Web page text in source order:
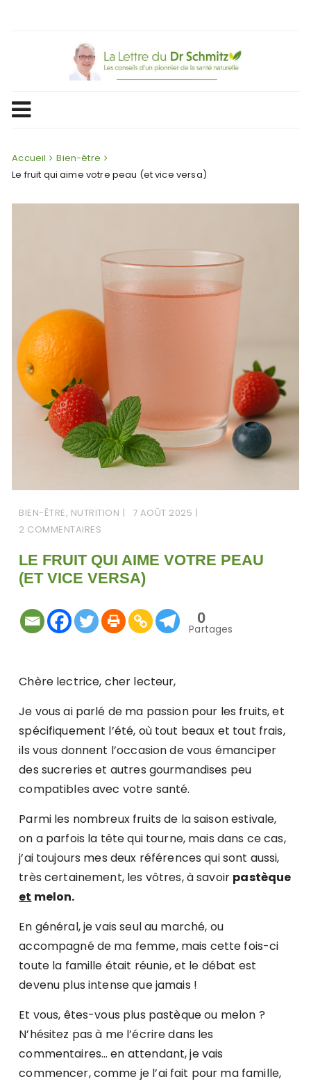
Accueil
Bien-être
Le fruit qui aime votre peau (et vice versa)
BIEN-ÊTRE, NUTRITION
7 AOÛT 2025
2 COMMENTAIRES
LE FRUIT QUI AIME VOTRE PEAU
(ET VICE VERSA)
0
Partages
Chère lectrice, cher lecteur,
Je vous ai parlé de ma passion pour les fruits, et
spécifiquement l’été, où tout beaux et tout frais,
ils vous donnent l’occasion de vous émanciper
des sucreries et autres gourmandises peu
compatibles avec votre santé.
Parmi les nombreux fruits de la saison estivale,
on a parfois la tête qui tourne, mais dans ce cas,
j’ai toujours mes deux références qui sont aussi,
très certainement, les vôtres, à savoir pastèque
et melon.
En général, je vais seul au marché, ou
accompagné de ma femme, mais cette fois-ci
toute la famille était réunie, et le débat est
devenu plus intense que jamais !
Et vous, êtes-vous plus pastèque ou melon ?
N’hésitez pas à me l’écrire dans les
commentaires… en attendant, je vais
commencer, comme je l’ai fait pour ma famille,